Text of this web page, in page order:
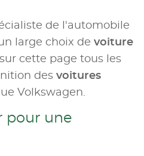
de l'automobile
large choix de voiture
cette page tous les
des voitures
Volkswagen.
pour une